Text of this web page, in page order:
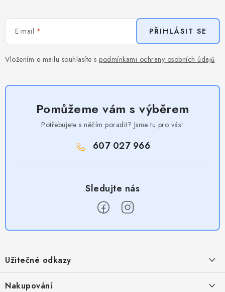
E-mail
Vložením e-mailu souhlasíte s podmínkami ochrany osobních údajů
PŘIHLÁSIT SE
Pomůžeme vám s výběrem
Potřebujete s něčím poradit? Jsme tu pro vás!
607 027 966
p
a
Užitečné odkazy
Obchodní podmínky
Nakupování